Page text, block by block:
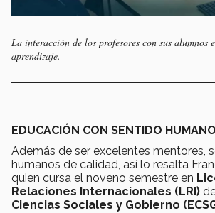
La interacción de los profesores con sus alumnos
aprendizaje.
EDUCACIÓN CON SENTIDO HUMANO
Además de ser excelentes mentores,
humanos de calidad, así lo resalta
quien cursa el noveno semestre en
Relaciones Internacionales (LRI)
Ciencias Sociales y Gobierno